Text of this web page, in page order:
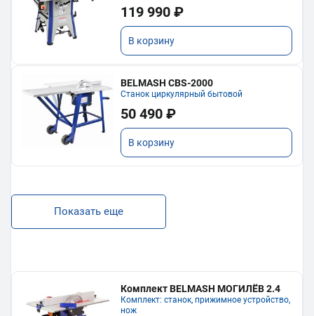
119 990 ₽
В корзину
BELMASH CBS-2000
Станок циркулярный бытовой
50 490 ₽
В корзину
Показать еще
Комплект BELMASH МОГИЛЁВ 2.4
Комплект: станок, прижимное устройство,
нож